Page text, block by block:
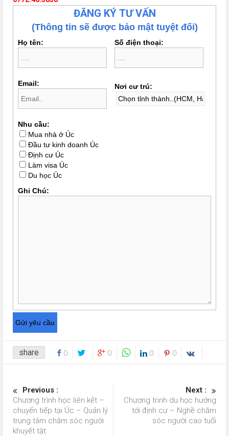
ĐĂNG KÝ TƯ VẤN
(Thông tin sẽ được bảo mật tuyệt đối)
Họ tên: Số điện thoại:
Email: Nơi cư trú:
Nhu cầu:
Mua nhà ở Úc
Đầu tư kinh doanh Úc
Định cư Úc
Làm visa Úc
Du học Úc
Ghi Chú:
share 0 0 0 0
Previous :
Chương trình học liên kết –
chuyển tiếp tại Úc – Quản lý
trung tâm chăm sóc người
khuyết tật
Next :
Chương trinh du học hướng
tới định cư – Nghề chăm
sóc người cao tuổi